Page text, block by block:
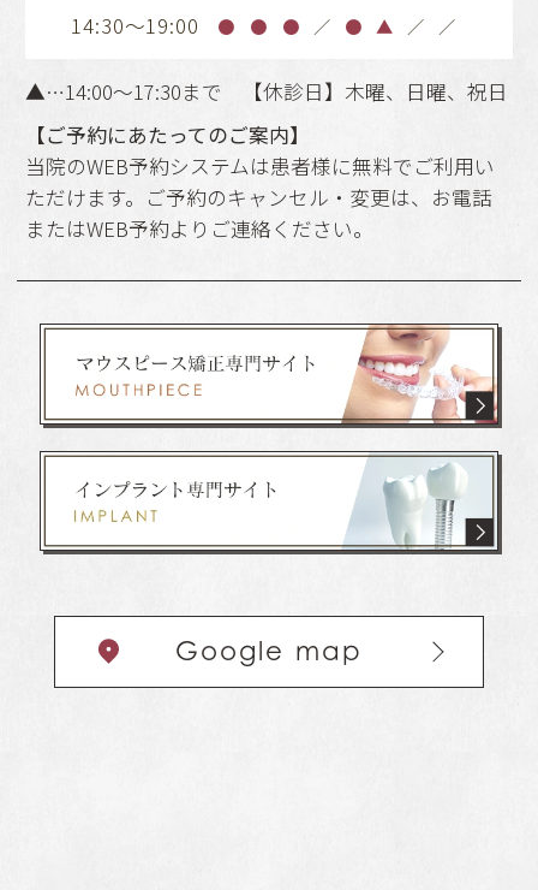
14:30～19:00 ● ● ● ／ ● ▲ ／ ／
▲…14:00～17:30まで 【休診日】木曜、日曜、祝日
【ご予約にあたってのご案内】
当院のWEB予約システムは患者様に無料でご利用い
ただけます。ご予約のキャンセル・変更は、お電話
またはWEB予約よりご連絡ください。
Google map